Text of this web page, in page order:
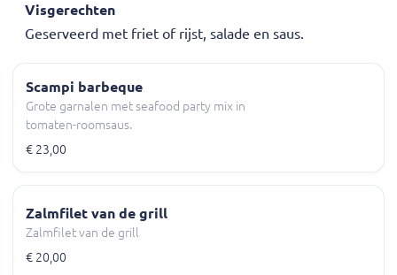
Visgerechten
Geserveerd met friet of rijst, salade en saus.
Scampi barbeque
Grote garnalen met seafood party mix in
tomaten-roomsaus.
€ 23,00
Zalmfilet van de grill
Zalmfilet van de grill
€ 20,00